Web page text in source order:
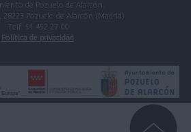
de Pozuelo de Alarcón.
28223 Pozuelo de Alarcón (Madrid)
Telf. 91 452 27 00
Política de privacidad